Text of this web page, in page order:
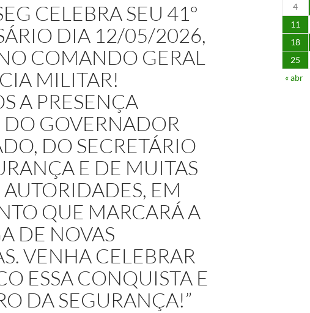
CELEBRA SEU 41º
DIA 12/05/2026,
COMANDO GERAL
MILITAR!
A PRESENÇA
DO GOVERNADOR
DO SECRETÁRIO
E DE MUITAS
EM
QUE MARCARÁ A
DE NOVAS
VENHA CELEBRAR
ESSA CONQUISTA E
DA SEGURANÇA!”
4
11
18
25
« abr